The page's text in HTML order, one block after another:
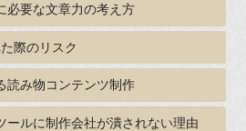
必要な文章力の考え方
際のリスク
読み物コンテンツ制作
ールに制作会社が潰されない理由